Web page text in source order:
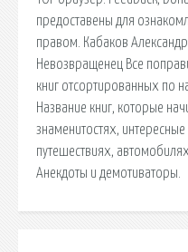
предоставены для
правом. Кабаков
Невозвращенец Все
книг отсортированных по
Название книг, которые
знаменитостях,
путешествиях,
Анекдоты и демотиваторы.